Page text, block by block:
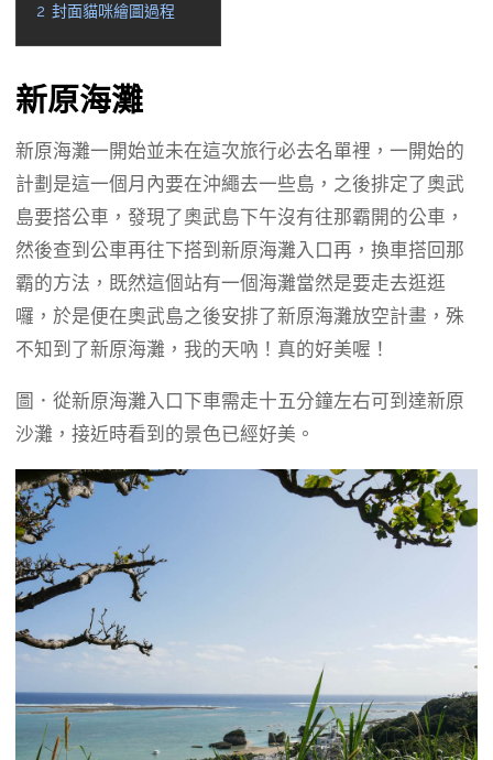
2 封面貓咪繪圖過程
新原海灘
新原海灘一開始並未在這次旅行必去名單裡，一開始的
計劃是這一個月內要在沖繩去一些島，之後排定了奧武
島要搭公車，發現了奧武島下午沒有往那霸開的公車，
然後查到公車再往下搭到新原海灘入口再，換車搭回那
霸的方法，既然這個站有一個海灘當然是要走去逛逛
囉，於是便在奧武島之後安排了新原海灘放空計畫，殊
不知到了新原海灘，我的天吶！真的好美喔！
圖．從新原海灘入口下車需走十五分鐘左右可到達新原
沙灘，接近時看到的景色已經好美。